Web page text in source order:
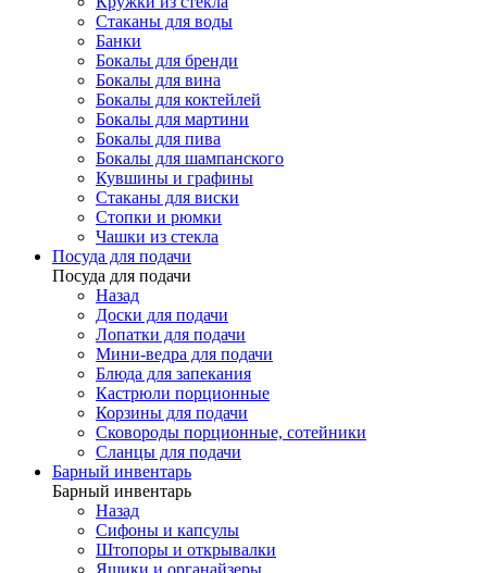
Стаканы для воды
Банки
Бокалы для бренди
Бокалы для вина
Бокалы для коктейлей
Бокалы для мартини
Бокалы для пива
Бокалы для шампанского
Кувшины и графины
Стаканы для виски
Стопки и рюмки
Чашки из стекла
Посуда для подачи
Посуда для подачи
Назад
Доски для подачи
Лопатки для подачи
Мини-ведра для подачи
Блюда для запекания
Кастрюли порционные
Корзины для подачи
Сковороды порционные, сотейники
Сланцы для подачи
Барный инвентарь
Барный инвентарь
Назад
Сифоны и капсулы
Штопоры и открывалки
Ящики и органайзеры